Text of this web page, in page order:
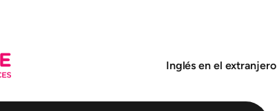
Inglés en el extranjero